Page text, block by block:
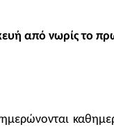
από νωρίς το